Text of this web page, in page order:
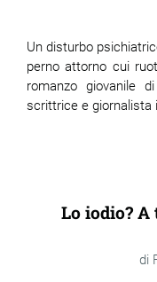
Un disturbo
perno attorno cui
romanzo giovanile
scrittrice e giornalista
Lo iodio? A